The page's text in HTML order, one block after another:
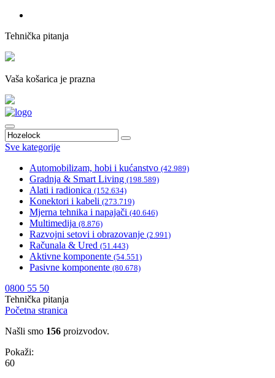
Tehnička pitanja
Vaša košarica je prazna
Sve kategorije
Automobilizam, hobi i kućanstvo (42.989)
Gradnja & Smart Living (198.589)
Alati i radionica (152.634)
Konektori i kabeli (273.719)
Mjerna tehnika i napajači (40.646)
Multimedija (8.876)
Razvojni setovi i obrazovanje (2.991)
Računala & Ured (51.443)
Aktivne komponente (54.551)
Pasivne komponente (80.678)
0800 55 50
Tehnička pitanja
Početna stranica
Našli smo 156 proizvodov.
Pokaži:
60